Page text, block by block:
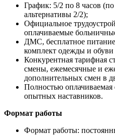
График: 5/2 по 8 часов
альтернативы 2/2);
Официальное
оплачиваемые
ДМС, бесплатное
комплект одежды и обуви
Конкурентная тарифная
смены, ежемесячные и
дополнительных смен в
Полностью оплачиваемая
опытных наставников.
Формат работы
Формат работы: